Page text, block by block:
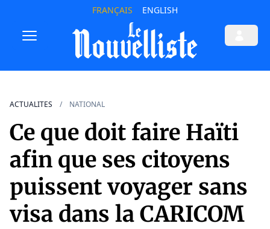
FRANÇAIS ENGLISH
ACTUALITES NATIONAL
Ce que doit faire Haïti
afin que ses citoyens
puissent voyager sans
visa dans la CARICOM